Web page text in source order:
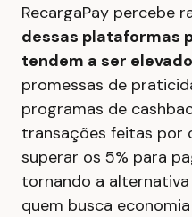
RecargaPay percebe
dessas plataformas
tendem a ser
promessas de
programas de
transações feitas por
superar os 5% para
tornando a
quem busca